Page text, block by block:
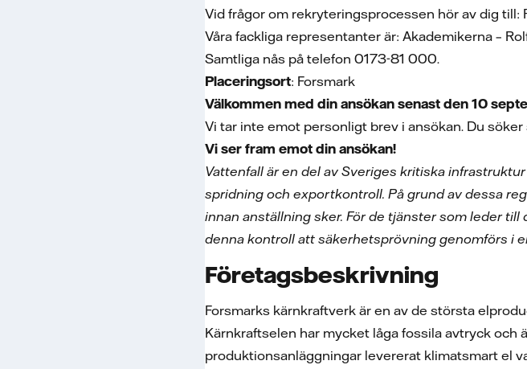
Vid frågor om rekryteringsprocessen hör av dig
Våra fackliga representanter är: Akademikerna –
Samtliga nås på telefon 0173-81 000.
Placeringsort: Forsmark
Välkommen med din ansökan senast den 10
Vi tar inte emot personligt brev i ansökan. Du
Vi ser fram emot din ansökan!
Vattenfall är en del av Sveriges kritiska
spridning och exportkontroll. På grund av dessa
innan anställning sker. För de tjänster som leder
denna kontroll att säkerhetsprövning genomförs i
Företagsbeskrivning
Forsmarks kärnkraftverk är en av de största
Kärnkraftselen har mycket låga fossila avtryck och
produktionsanläggningar levererat klimatsmart el